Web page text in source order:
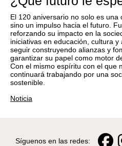
El 120 aniversario no solo es una
sino un impulso hacia el futuro.
reforzando su impacto en la
iniciativas en educación, cultura
seguir construyendo alianzas y
garantizar su papel como motor
Con el mismo espíritu con el que
continuará trabajando por una
sostenible.
Noticia
Síguenos en las redes: